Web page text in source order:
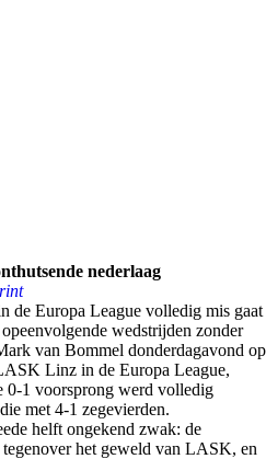
nederlaag
de Europa League volledig mis gaat
wedstrijden zonder
van Bommel donderdagavond op
Linz in de Europa League,
0-1 voorsprong werd volledig
met 4-1 zegevierden.
helft ongekend zwak: de
tegenover het geweld van LASK, en